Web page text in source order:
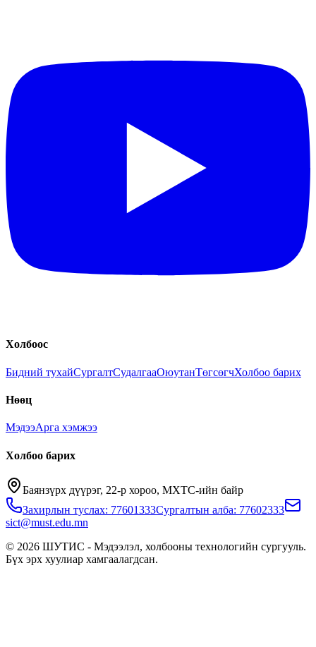
Холбоос
Бидний тухайСургалтСудалгааОюутанТөгсөгчХолбоо барих
Нөөц
МэдээАрга хэмжээ
Холбоо барих
Баянзүрх дүүрэг, 22-р хороо, МХТС-ийн байр
Захирлын туслах: 77601333Сургалтын алба: 77602333
sict@must.edu.mn
© 2026 ШУТИС - Мэдээлэл, холбооны технологийн сургууль.
Бүх эрх хуулиар хамгаалагдсан.